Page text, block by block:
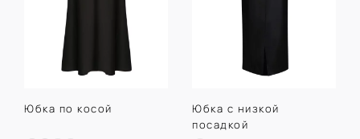
Юбка по косой
Юбка с низкой
посадкой